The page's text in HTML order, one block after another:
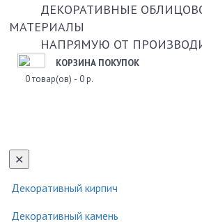
ДЕКОРАТИВНЫЕ
МАТЕРИАЛЫ
НАПРЯМУЮ ОТ
КОРЗИНА ПОКУПОК
0 товар(ов) - 0 р.
✕
Декоративный кирпич
Декоративный камень